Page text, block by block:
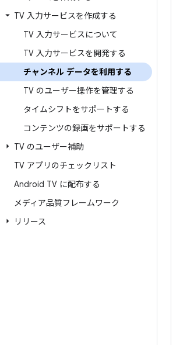
TV 入力サービスを作成する
TV 入力サービスについて
TV 入力サービスを開発する
チャンネル データを利用する
TV のユーザー操作を管理する
タイムシフトをサポートする
コンテンツの録画をサポートする
TV のユーザー補助
TV アプリのチェックリスト
Android TV に配布する
メディア品質フレームワーク
リリース